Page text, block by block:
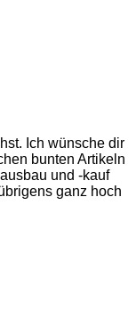
Ich wünsche dir
bunten Artikeln
und -kauf
ganz hoch